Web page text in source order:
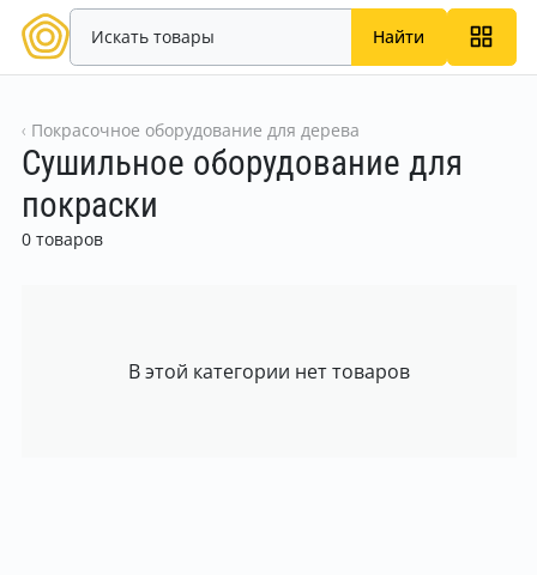
Найти
Покрасочное оборудование для дерева
Сушильное оборудование для
покраски
0 товаров
В этой категории нет товаров